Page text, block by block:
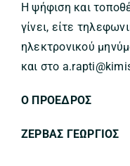
Η ψήφιση και
γίνει, είτε
ηλεκτρονικού
και στο
Ο ΠΡΟΕΔΡΟΣ
ΖΕΡΒΑΣ ΓΕΩΡΓΙΟΣ